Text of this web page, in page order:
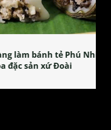
Nhi – nơi lan